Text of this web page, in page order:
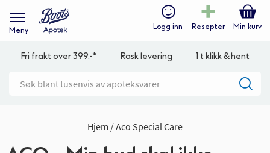
Meny Logg inn Resepter Min kurv
Fri frakt over 399,-* Rask levering 1 t klikk & hent
Hjem Aco Special Care